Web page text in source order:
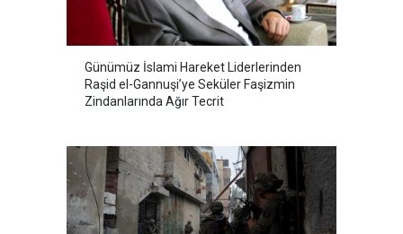
Günümüz İslami Hareket Liderlerinden
Raşid el-Gannuşi’ye Seküler Faşizmin
Zindanlarında Ağır Tecrit